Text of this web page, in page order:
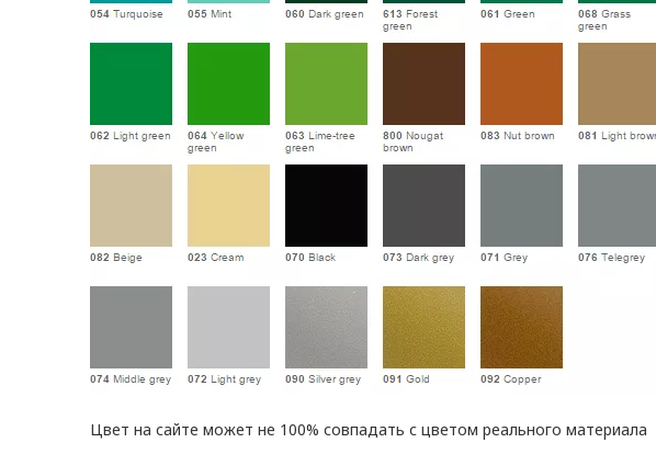
Цвет на сайте может не 100% совпадать с цветом реального материала